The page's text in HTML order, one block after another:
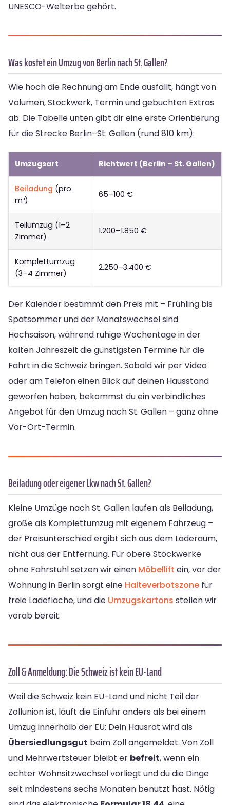
UNESCO-Welterbe gehört.
Was kostet ein Umzug von Berlin nach St. Gallen?
Wie hoch die Rechnung am Ende ausfällt, hängt von
Volumen, Stockwerk, Termin und gebuchten Extras
ab. Die Tabelle unten gibt dir eine erste Orientierung
für die Strecke Berlin–St. Gallen (rund 810 km):
Umzugsart Richtwert (Berlin – St. Gallen)
Beiladung (pro
m³)
65–100 €
Teilumzug (1–2
Zimmer)
1.200–1.850 €
Komplettumzug
(3–4 Zimmer)
2.250–3.400 €
Der Kalender bestimmt den Preis mit – Frühling bis
Spätsommer und der Monatswechsel sind
Hochsaison, während ruhige Wochentage in der
kalten Jahreszeit die günstigsten Termine für die
Fahrt in die Schweiz bringen. Sobald wir per Video
oder am Telefon einen Blick auf deinen Hausstand
geworfen haben, bekommst du ein verbindliches
Angebot für den Umzug nach St. Gallen – ganz ohne
Vor-Ort-Termin.
Beiladung oder eigener Lkw nach St. Gallen?
Kleine Umzüge nach St. Gallen laufen als Beiladung,
große als Komplettumzug mit eigenem Fahrzeug –
der Preisunterschied ergibt sich aus dem Laderaum,
nicht aus der Entfernung. Für obere Stockwerke
ohne Fahrstuhl setzen wir einen Möbellift ein, vor der
Wohnung in Berlin sorgt eine Halteverbotszone für
freie Ladefläche, und die Umzugskartons stellen wir
vorab bereit.
Zoll & Anmeldung: Die Schweiz ist kein EU-Land
Weil die Schweiz kein EU-Land und nicht Teil der
Zollunion ist, läuft die Einfuhr anders als bei einem
Umzug innerhalb der EU: Dein Hausrat wird als
Übersiedlungsgut beim Zoll angemeldet. Von Zoll
und Mehrwertsteuer bleibt er befreit, wenn ein
echter Wohnsitzwechsel vorliegt und du die Dinge
seit mindestens sechs Monaten benutzt hast. Nötig